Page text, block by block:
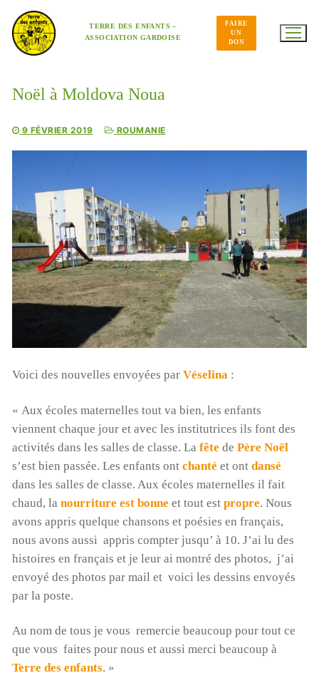
contenu
TERRE DES ENFANTS –
ASSOCIATION GARDOISE
FAIRE
UN
DON
Noël à Moldova Noua
9 FÉVRIER 2019 ROUMANIE
Voici des nouvelles envoyées par Véselina :
« Aux écoles maternelles tout va bien, les enfants
viennent chaque jour et avec les institutrices ils font des
activités dans les salles de classe. La fête de Père Noël
s’est bien passée. Les enfants ont chanté et ont dansé
dans les salles de classe. Aux écoles maternelles il fait
chaud, la nourriture est bonne et tout est propre. Nous
avons appris quelque chansons et poésies en français,
nous avons aussi appris compter jusqu’ à 10. J’ai lu des
histoires en français et je leur ai montré des photos, j’ai
envoyé des photos par mail et voici les dessins envoyés
par la poste.
Au nom de tous je vous remercie beaucoup pour tout ce
que vous faites pour nous et aussi merci beaucoup à
Terre des enfants. »